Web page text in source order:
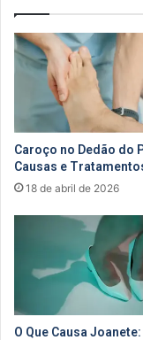
Caroço no Dedão do
Causas e
18 de abril de 2026
O Que Causa Joanete: